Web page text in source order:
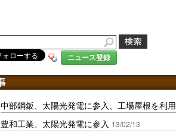
ニュース登録
中部鋼鈑、太陽光発電に参入、工場屋根を利用
豊和工業、太陽光発電に参入 13/02/13